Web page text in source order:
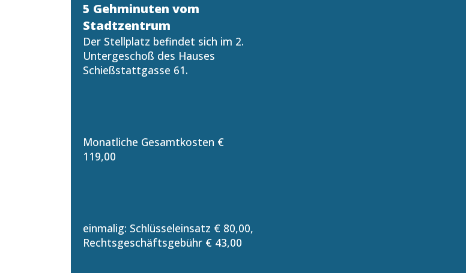
5 Gehminuten vom
Stadtzentrum
Der Stellplatz befindet sich im 2.
Untergeschoß des Hauses
Schießstattgasse 61.
Monatliche Gesamtkosten €
119,00
einmalig: Schlüsseleinsatz € 80,00,
Rechtsgeschäftsgebühr € 43,00